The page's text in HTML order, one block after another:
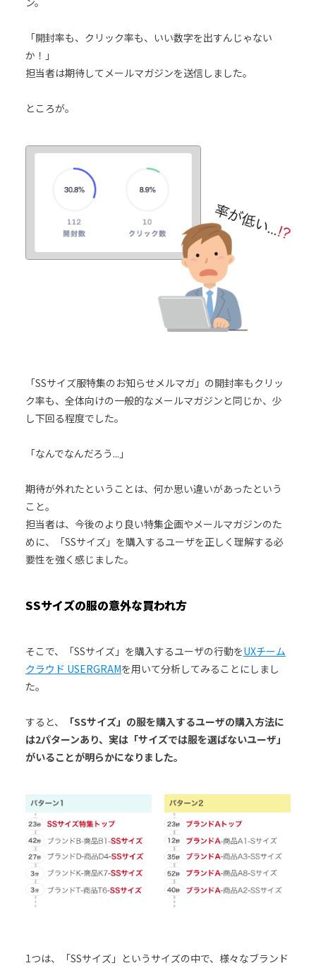
「開封率も、クリック率も、いい数字を出すんじゃない
か！」
担当者は期待してメールマガジンを送信しました。
ところが。
「SSサイズ服特集のお知らせメルマガ」の開封率もクリッ
ク率も、全体向けの一般的なメールマガジンと同じか、少
し下回る程度でした。
「なんでなんだろう...」
期待が外れたということは、何か思い違いがあったという
こと。
担当者は、今後のより良い特集企画やメールマガジンのた
めに、「SSサイズ」を購入するユーザを正しく理解する必
要性を強く感じました。
SSサイズの服の意外な買われ方
そこで、「SSサイズ」を購入するユーザの行動をUXチーム
クラウド USERGRAMを用いて分析してみることにしまし
た。
すると、
「SSサイズ」の服を購入するユーザの購入方法に
は2パターンあり、実は「サイズでは服を選ばないユーザ」
がいることが明らかになりました。
1つは、「SSサイズ」というサイズの中で、様々なブランド